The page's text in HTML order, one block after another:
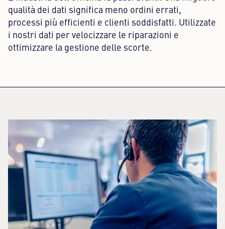
qualità dei dati significa meno ordini errati,
processi più efficienti e clienti soddisfatti. Utilizzate
i nostri dati per velocizzare le riparazioni e
ottimizzare la gestione delle scorte.